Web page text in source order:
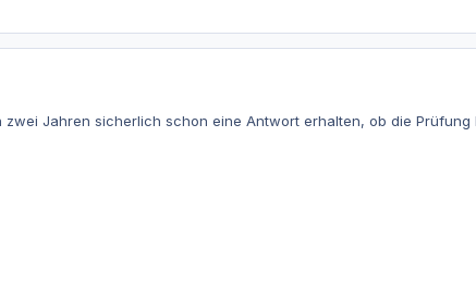
Jahren sicherlich schon eine Antwort erhalten, ob die